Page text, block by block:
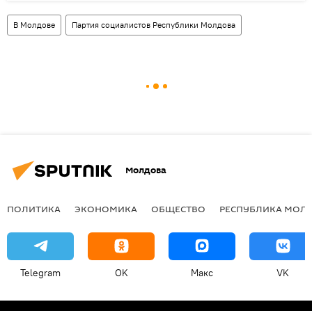
В Молдове Партия социалистов Республики Молдова
Молдова
ПОЛИТИКА ЭКОНОМИКА ОБЩЕСТВО РЕСПУБЛИКА
Telegram OK Макс VK